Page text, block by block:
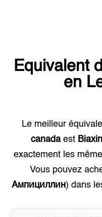
Equivalent
en
Le meilleur
canadaest Biaxin
exactement les
Vous pouvez
Ампициллин) dans